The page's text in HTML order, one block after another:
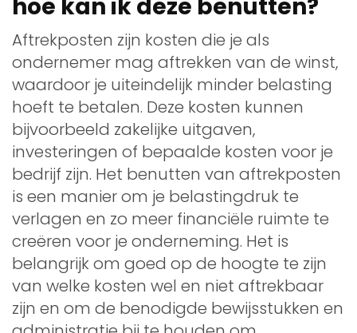
hoe kan ik deze benutten?
Aftrekposten zijn kosten die je als
ondernemer mag aftrekken van de winst,
waardoor je uiteindelijk minder belasting
hoeft te betalen. Deze kosten kunnen
bijvoorbeeld zakelijke uitgaven,
investeringen of bepaalde kosten voor je
bedrijf zijn. Het benutten van aftrekposten
is een manier om je belastingdruk te
verlagen en zo meer financiële ruimte te
creëren voor je onderneming. Het is
belangrijk om goed op de hoogte te zijn
van welke kosten wel en niet aftrekbaar
zijn en om de benodigde bewijsstukken en